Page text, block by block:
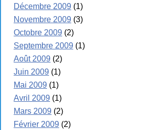
Décembre 2009 (1)
Novembre 2009 (3)
Octobre 2009 (2)
Septembre 2009 (1)
Août 2009 (2)
Juin 2009 (1)
Mai 2009 (1)
Avril 2009 (1)
Mars 2009 (2)
Février 2009 (2)